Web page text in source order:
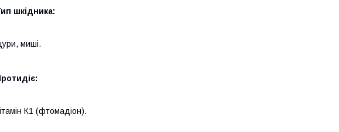
шкідника:
миші.
К1 (фтомадіон).